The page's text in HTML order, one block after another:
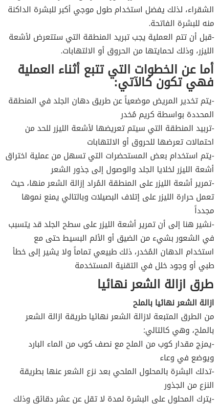
الشقراء، لذلك يفضل استخدام طول موجي أكبر للبشرة الداكنة
منه للبشرة الفاتحة.
-قبل أن تتم العملية يجب تبريد المنطقة التي ستتعرض لأشعة
الليزر، وذلك لحمايتها من الحروق أو الالتهابات.
أما عن الخطوات التي تتبع أثناء العملية
فهي تكون كالآتي:
-يتم تخدير المريض موضعياً عن طريق دهان الجلد في المنطقة
المحددة بواسطة كريم مُخدر
-تربيد المنطقة التي سيتم تعريضها لأشعة الليزر للحد من
احتمالات تعرضها للحروق أو الالتهابات
-يتم استخدام بعض المستحضرات التي تسهل من عملية اختراق
أشعة الليزر لخلايا الجلد والوصول إلى جذور الشعر
-تمرير أشعة الليزر على المنطقة المُراد إزالة الشعر منها، حيث
تعمل حرارة الليزر على إتلاف البصيلات وبالتالي يمنع نموها
مجدداً
-نشير هنا إلى أن تمرير أشعة الليزر على سطح الجلد قد يتسبب
في الشعور بشيء من الضيق أو الألم البسيط حتى مع
استخدام الدهان المُخدر، ذلك طبيعي تماماً ولا يشير إلى خطأ
طبي أو وجود خلل في التقنية المستخدمة
طرق ازالة الشعر نهائيا
ازالة الشعر نهائيا بالملح
من الطرق المتبعة لازالة الشعر نهائيا طريقة ازالة الشعر
بالملح، وهي كالتالي:
-يمزج مقدار كوب من الملح مع نصف كوب من الماء البارد
ويوضع في وعاء
-تدلك البشرة بالمحلول الملحي بعد نزع الشعر عنها بطريقة
النزع من الجذور
-يترك المحلول على البشرة لمدة لا تقل عن عشر دقائق وذلك